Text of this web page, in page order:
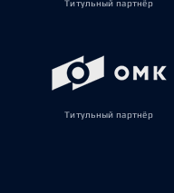
Титульный партнёр
Титульный партнёр